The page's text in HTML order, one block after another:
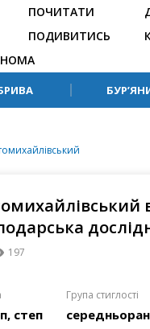
ПОЧИТАТИ
ПОДИВИТИСЬ
197
степ
Група стиглості